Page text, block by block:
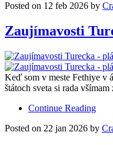
Posted on 12 feb 2026 by
Zaujímavosti
Keď som v meste Fethiye v
štátoch sveta si rada
Continue Reading
Posted on 22 jan 2026 by